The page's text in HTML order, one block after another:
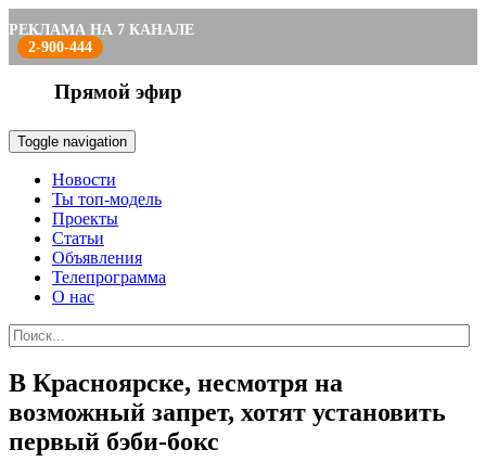
РЕКЛАМА НА 7 КАНАЛЕ
2-900-444
Прямой эфир
Toggle navigation
Новости
Ты топ-модель
Проекты
Статьи
Объявления
Телепрограмма
О нас
В Красноярске, несмотря на
возможный запрет, хотят установить
первый бэби-бокс